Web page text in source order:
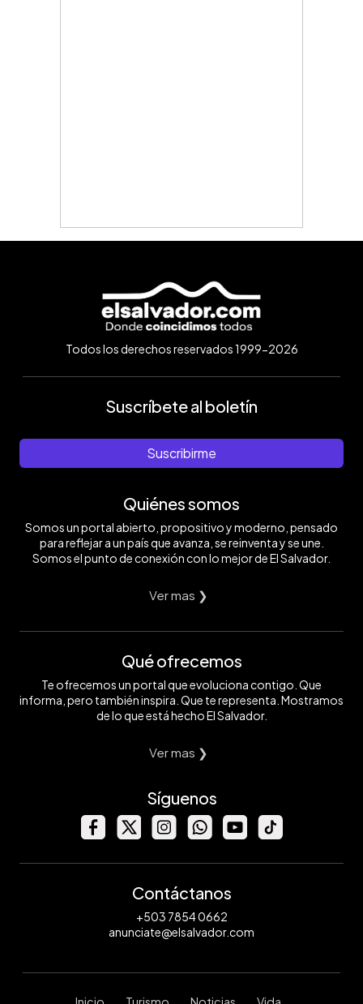
Todos los derechos reservados 1999-2026
Suscríbete al boletín
Suscribirme
Quiénes somos
Somos un portal abierto, propositivo y moderno, pensado
para reflejar a un país que avanza, se reinventa y se une.
Somos el punto de conexión con lo mejor de El Salvador.
Ver mas ❯
Qué ofrecemos
Te ofrecemos un portal que evoluciona contigo. Que
informa, pero también inspira. Que te representa. Mostramos
de lo que está hecho El Salvador.
Ver mas ❯
Síguenos
Contáctanos
+503 7854 0662
anunciate@elsalvador.com